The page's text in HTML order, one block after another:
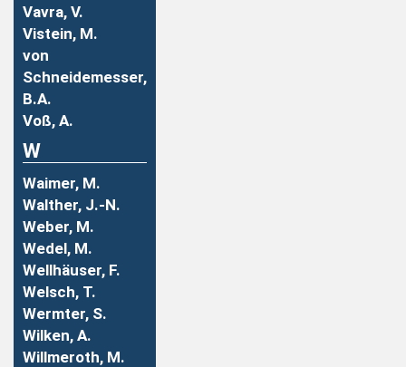
Vavra, V.
Vistein, M.
von
Schneidemesser,
B.A.
Voß, A.
W
Waimer, M.
Walther, J.-N.
Weber, M.
Wedel, M.
Wellhäuser, F.
Welsch, T.
Wermter, S.
Wilken, A.
Willmeroth, M.